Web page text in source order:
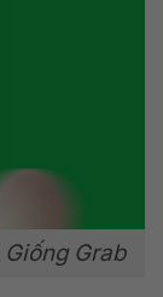
Grab